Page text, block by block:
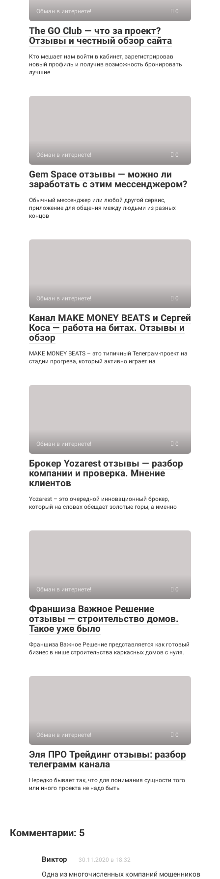
Обман в интернете! 0
The GO Club — что за проект?
Отзывы и честный обзор сайта
Кто мешает нам войти в кабинет, зарегистрировав
новый профиль и получив возможность бронировать
лучшие
Обман в интернете! 0
Gem Space отзывы — можно ли
заработать с этим мессенджером?
Обычный мессенджер или любой другой сервис,
приложение для общения между людьми из разных
концов
Обман в интернете! 0
Канал MAKE MONEY BEATS и Сергей
Коса — работа на битах. Отзывы и
обзор
MAKE MONEY BEATS – это типичный Телеграм-проект на
стадии прогрева, который активно играет на
Обман в интернете! 0
Брокер Yozarest отзывы — разбор
компании и проверка. Мнение
клиентов
Yozarest – это очередной инновационный брокер,
который на словах обещает золотые горы, а именно
Обман в интернете! 0
Франшиза Важное Решение
отзывы — строительство домов.
Такое уже было
Франшиза Важное Решение представляется как готовый
бизнес в нише строительства каркасных домов с нуля.
Обман в интернете! 0
Эля ПРО Трейдинг отзывы: разбор
телеграмм канала
Нередко бывает так, что для понимания сущности того
или иного проекта не надо быть
Комментарии: 5
Виктор 30.11.2020 в 18:32
Одна из многочисленных компаний мошенников